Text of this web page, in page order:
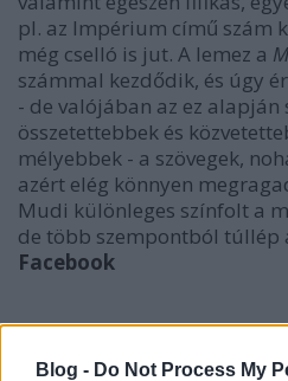
Blog - Do Not Process My
pl. az Impérium című szám
még cselló is jut. A lemez a
számmal kezdődik, és úgy
- de valójában az ez alapján
összetettebbek és
mélyebbek - a szövegek,
azért elég könnyen
Mudi különleges színfolt a
de több szempontból túllép
Facebook